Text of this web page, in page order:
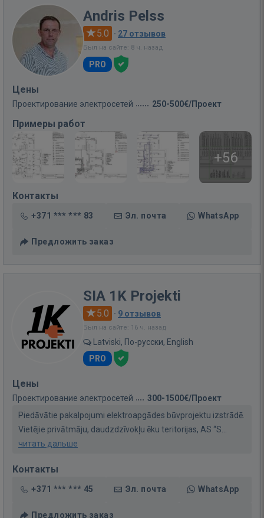
Andris Pelss
5.0 · 27 отзывов
Был на сайте: 8 ч. назад
PRO
Цены
Проектирование электросетей 250-500€/Проект
Примеры работ
+56
Контакты
+371 *** *** 83 Эл. почта WhatsApp
Предложить заказ
SIA 1K Projekti
5.0 · 9 отзывов
Был на сайте: 16 ч. назад
Latviski, По-русски, English
PRO
Цены
Проектирование электросетей
300-1500€/Проект
Piedāvātie pakalpojumi elektroapgādes būvprojektu izstrādē.
Vietējie privātmāju, daudzdzīvokļu ēku teritorijas, AS “S...
читать дальше
Контакты
+371 *** *** 45 Эл. почта WhatsApp
Предложить заказ